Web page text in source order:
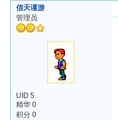
信天谨游
管理员
UID 5
精华 0
积分 0